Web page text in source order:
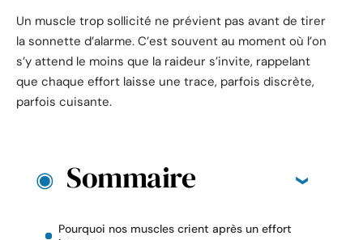
Un muscle trop sollicité ne prévient pas avant de tirer
la sonnette d’alarme. C’est souvent au moment où l’on
s’y attend le moins que la raideur s’invite, rappelant
que chaque effort laisse une trace, parfois discrète,
parfois cuisante.
Sommaire
Pourquoi nos muscles crient après un effort